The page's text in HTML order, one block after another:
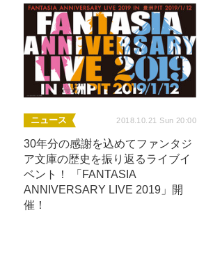
ニュース 2018.10.21 Sun 20:00
30年分の感謝を込めてファンタジ
ア文庫の歴史を振り返るライブイ
ベント！ 「FANTASIA
ANNIVERSARY LIVE 2019」開
催！